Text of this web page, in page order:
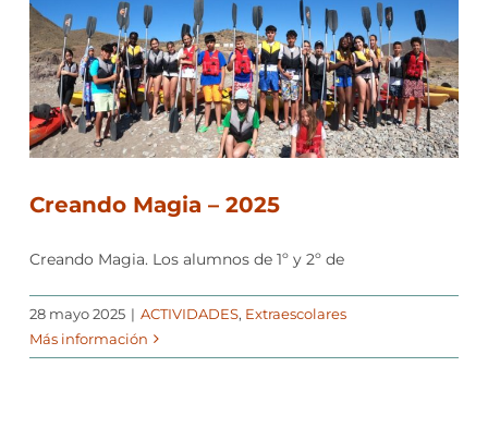
Creando Magia – 2025
Creando Magia. Los alumnos de 1º y 2º de
28 mayo 2025 | ACTIVIDADES, Extraescolares
Más información